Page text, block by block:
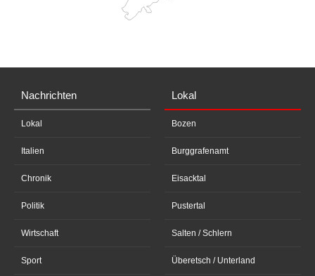
Nachrichten
Lokal
Italien
Chronik
Politik
Wirtschaft
Sport
Lokal
Bozen
Burggrafenamt
Eisacktal
Pustertal
Salten / Schlern
Überetsch / Unterland